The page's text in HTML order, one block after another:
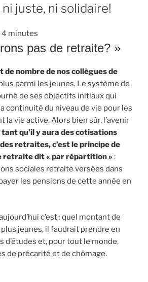
juste, ni solidaire!
4 minutes
pas de retraite? »
de nombre de nos collègues de
parmi les jeunes. Le système de
de ses objectifs initiaux qui
continuité du niveau de vie pour les
la vie active. Alors bien sûr, l’avenir
tant qu’il y aura des cotisations
retraites, c’est le principe de
retraite dit « par répartition » :
sociales retraite versées dans
les pensions de cette année en
c’est : quel montant de
jeunes, il faudrait prendre en
d’études et, pour tout le monde,
de précarité et de chômage.